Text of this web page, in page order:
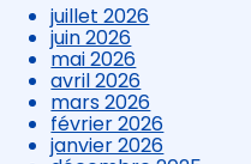
juillet 2026
juin 2026
mai 2026
avril 2026
mars 2026
février 2026
janvier 2026